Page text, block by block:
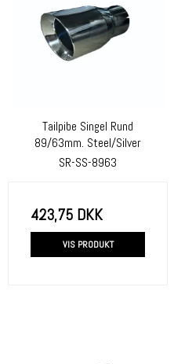
Tailpibe Singel Rund
89/63mm. Steel/Silver
SR-SS-8963
423,75 DKK
VIS PRODUKT